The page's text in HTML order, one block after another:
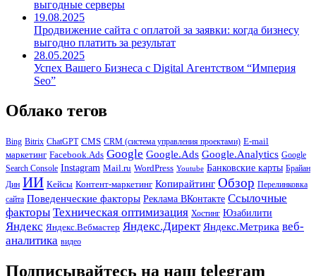
выгодные серверы
19.08.2025
Продвижение сайта с оплатой за заявки: когда бизнесу
выгодно платить за результат
28.05.2025
Успех Вашего Бизнеса с Digital Агентством “Империя
Seo”
Облако тегов
Bing Bitrix ChatGPT CMS CRM (система управления проектами) E-mail
маркетинг Facebook.Ads Google Google.Ads Google.Analytics Google
Search Console Instagram Mail.ru WordPress Youtube Банковские карты Брайан
Дин ИИ Кейсы Контент-маркетинг Копирайтинг Обзор Перелинковка
сайта Поведенческие факторы Реклама ВКонтакте Ссылочные
факторы Техническая оптимизация Хостинг Юзабилити
Яндекс Яндекс.Вебмастер Яндекс.Директ Яндекс.Метрика веб-
аналитика видео
Подписывайтесь на наш telegram